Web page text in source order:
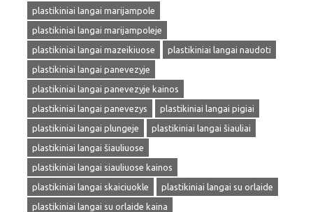
plastikiniai langai marijampole
plastikiniai langai marijampoleje
plastikiniai langai mazeikiuose
plastikiniai langai naudoti
plastikiniai langai panevezyje
plastikiniai langai panevezyje kainos
plastikiniai langai panevezys
plastikiniai langai pigiai
plastikiniai langai plungeje
plastikiniai langai šiauliai
plastikiniai langai šiauliuose
plastikiniai langai siauliuose kainos
plastikiniai langai skaiciuokle
plastikiniai langai su orlaide
plastikiniai langai su orlaide kaina